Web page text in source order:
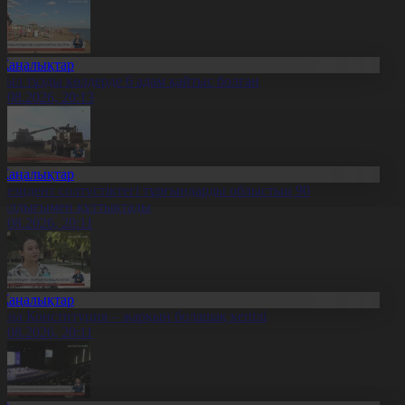
тұзды көлдерде 6 адам қайтыс болған
20:13
солтүстіктегі тұрғындарды облыстың 90
құттықтады
20:11
Конституция – жарқын болашақ кепілі
20:11